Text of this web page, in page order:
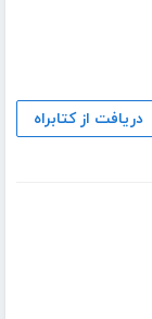
دریافت از کتابراه